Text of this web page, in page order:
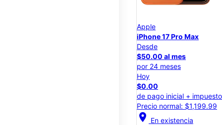
Apple
iPhone 17 Pro Max
Desde
$50.00 al mes
por 24 meses
Hoy
$0.00
de pago inicial +
Precio normal: $1,199.99
location_on En existencia